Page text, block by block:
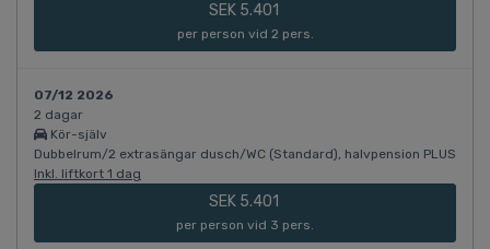
SEK 5.401
per person vid 2 pers.
07/12 2026
2 dagar
Kör-själv
Dubbelrum/2 extrasängar dusch/WC (Standard), halvpension PLUS
Inkl. liftkort 1 dag
SEK 5.401
per person vid 3 pers.